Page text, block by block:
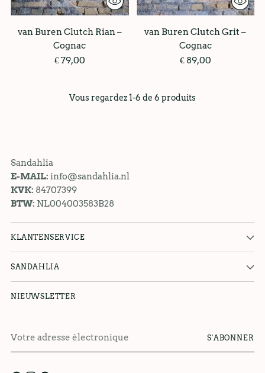
van Buren Clutch Rian –
Cognac
€ 79,00
van Buren Clutch Grit –
Cognac
€ 89,00
Vous regardez 1-6 de 6 produits
Sandahlia
E-MAIL: info@sandahlia.nl
KVK: 84707399
BTW: NL004003583B28
KLANTENSERVICE
SANDAHLIA
NIEUWSLETTER
adresse
S'ABONNER